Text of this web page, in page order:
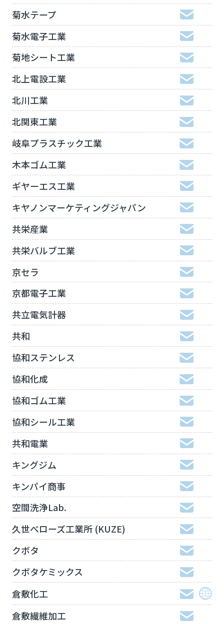
菊水テープ
菊水電子工業
菊地シート工業
北上電設工業
北川工業
北関東工業
岐阜プラスチック工業
木本ゴム工業
ギヤーエス工業
キヤノンマーケティングジャパン
共栄産業
共栄バルブ工業
京セラ
京都電子工業
共立電気計器
共和
協和ステンレス
協和化成
協和ゴム工業
協和シール工業
共和電業
キングジム
キンパイ商事
空間洗浄Lab.
久世べローズ工業所 (KUZE)
クボタ
クボタケミックス
倉敷化工
倉敷繊維加工